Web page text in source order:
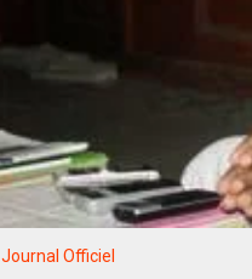
Journal Officiel